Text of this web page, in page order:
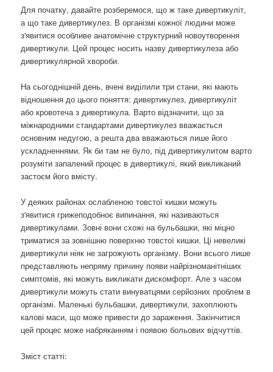
Для початку, давайте розберемося, що ж таке дивертикуліт,
а що таке дивертикулез. В організмі кожної людини може
з'явитися особливе анатомічне структурний новоутворення
дивертикули. Цей процес носить назву дивертикулеза або
дивертикулярной хвороби.
На сьогоднішній день, вчені виділили три стани, які мають
відношення до цього поняття: дивертикулез, дивертикуліт
або кровотеча з дивертикула. Варто відзначити, що за
міжнародними стандартами дивертикулез вважається
основним недугою, а решта два вважаються лише його
ускладненнями. Як би там не було, під дивертикулитом варто
розуміти запалений процес в дивертикулі, який викликаний
застоєм його вмісту.
У деяких районах ослабленою товстої кишки можуть
з'явитися грижеподобноє випинання, які називаються
дивертикулами. Зовні вони схожі на бульбашки, які міцно
триматися за зовнішню поверхню товстої кишки. Ці невеликі
дивертикули ніяк не загрожують організму. Вони всього лише
представляють непряму причину появи найрізноманітніших
симптомів, які можуть викликати дискомфорт. Але з часом
дивертикули можуть стати винуватцями серйозних проблем в
організмі. Маленькі бульбашки, дивертикули, захоплюють
калові маси, що може привести до зараження. Закінчитися
цей процес може набряканням і появою больових відчуттів.
Зміст статті: